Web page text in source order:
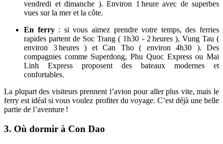
vendredi et dimanche ). Environ 1 heure avec de superbes
vues sur la mer et la côte.
En ferry: si vous aimez prendre votre temps, des ferries
rapides partent de Soc Trang ( 1h30 - 2 heures ), Vung Tau (
environ 3 heures ) et Can Tho ( environ 4h30 ). Des
compagnies comme Superdong, Phu Quoc Express ou Mai
Linh Express proposent des bateaux modernes et
confortables.
La plupart des visiteurs prennent l’avion pour aller plus vite, mais le
ferry est idéal si vous voulez profiter du voyage. C’est déjà une belle
partie de l’aventure !
3. Où dormir à Con Dao